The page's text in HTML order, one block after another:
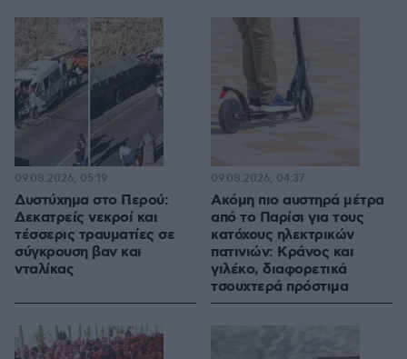
Δυστύχημα στο Περού:
Δεκατρείς νεκροί και
τέσσερις τραυματίες σε
σύγκρουση βαν και
νταλίκας
09.08.2026, 05:19
Ακόμη πιο αυστηρά μέτρα
από το Παρίσι για τους
κατόχους ηλεκτρικών
πατινιών: Κράνος και
γιλέκο, διαφορετικά
τσουχτερά πρόστιμα
09.08.2026, 04:37